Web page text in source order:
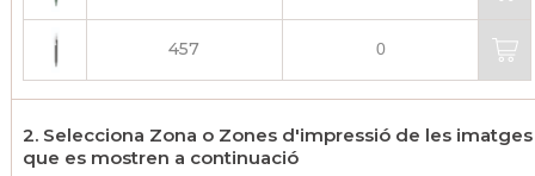
457
2. Selecciona Zona o Zones d'impressió de les imatges
que es mostren a continuació